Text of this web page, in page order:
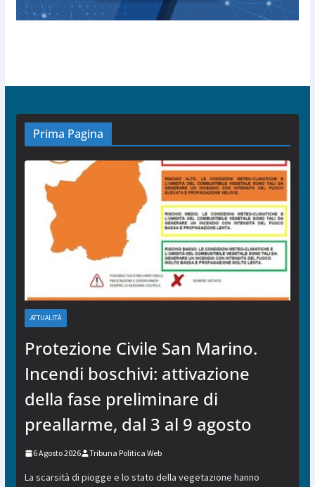
Prima Pagina
ATTUALITÀ
Protezione Civile San Marino.
Incendi boschivi: attivazione
della fase preliminare di
preallarme, dal 3 al 9 agosto
6 Agosto 2026 Tribuna Politica Web
La scarsità di piogge e lo stato della vegetazione hanno